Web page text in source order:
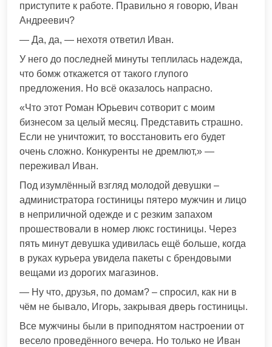
приступите к работе. Правильно я говорю, Иван
Андреевич?
— Да, да, — нехотя ответил Иван.
У него до последней минуты теплилась надежда,
что бомж откажется от такого глупого
предложения. Но всё оказалось напрасно.
«Что этот Роман Юрьевич сотворит с моим
бизнесом за целый месяц. Представить страшно.
Если не уничтожит, то восстановить его будет
очень сложно. Конкуренты не дремлют,» —
переживал Иван.
Под изумлённый взгляд молодой девушки –
администратора гостиницы пятеро мужчин и лицо
в неприличной одежде и с резким запахом
прошествовали в номер люкс гостиницы. Через
пять минут девушка удивилась ещё больше, когда
в руках курьера увидела пакеты с брендовыми
вещами из дорогих магазинов.
— Ну что, друзья, по домам? – спросил, как ни в
чём не бывало, Игорь, закрывая дверь гостиницы.
Все мужчины были в приподнятом настроении от
весело проведённого вечера. Но только не Иван